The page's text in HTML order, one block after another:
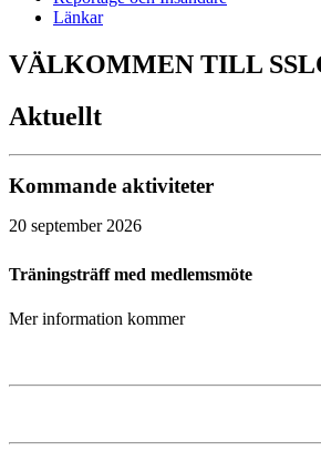
Länkar
VÄLKOMMEN TILL
Aktuellt
Kommande aktiviteter
20 september 2026
Träningsträff med medlemsmöte
Mer information kommer